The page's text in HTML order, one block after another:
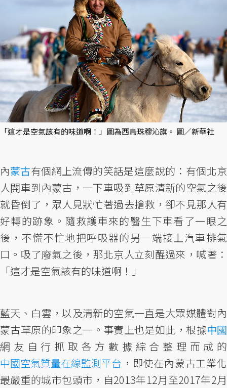
「這才是空氣該有的味道啊！」圖為西烏珠穆沁旗。 圖／新華社
內蒙古有個網上流傳的笑話是這麼說的：有個北京
人開車到內蒙古，一下車吸到草原清新的空氣之後
就昏倒了，眾人見狀忙著過去搶救，卻不見那人有
好轉的跡象。隨救護車來的醫生下車看了一眼之
後，不慌不忙地把呼吸器的另一端接上汽車排氣
口。吸了廢氣之後，那北京人立刻醒過來，喊著：
「這才是空氣該有的味道啊！」
藍天、白雲，以及清新的空氣一直是大眾媒體對內
蒙古草原的印象之一。事實上也是如此，根據中國
網友自行抓取各方數據綜合整理而成的
中國空氣質量在線監測平台 ，即使在內蒙古工業化
最嚴重的城市包頭市，自2013年12月至2017年2月